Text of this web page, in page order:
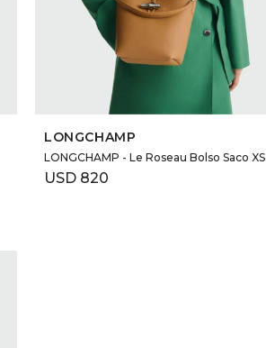
SELECCIONAR TALLE
LONGCHAMP
LONGCHAMP - Le Roseau Bolso Saco XS
USD 820